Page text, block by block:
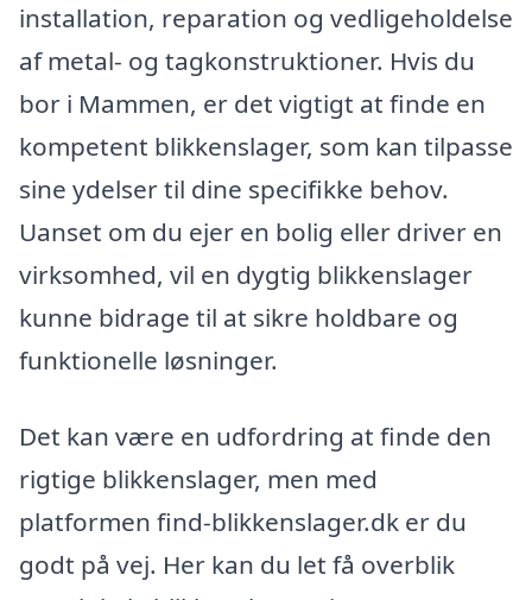
installation, reparation og vedligeholdelse
af metal- og tagkonstruktioner. Hvis du
bor i Mammen, er det vigtigt at finde en
kompetent blikkenslager, som kan tilpasse
sine ydelser til dine specifikke behov.
Uanset om du ejer en bolig eller driver en
virksomhed, vil en dygtig blikkenslager
kunne bidrage til at sikre holdbare og
funktionelle løsninger.
Det kan være en udfordring at finde den
rigtige blikkenslager, men med
platformen find-blikkenslager.dk er du
godt på vej. Her kan du let få overblik